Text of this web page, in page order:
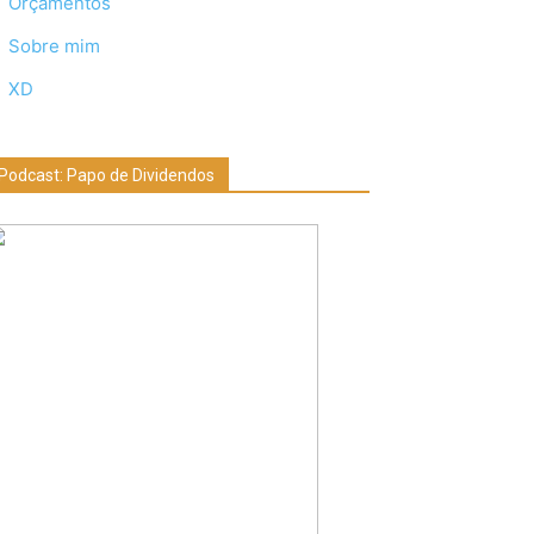
Sobre mim
XD
Papo de Dividendos